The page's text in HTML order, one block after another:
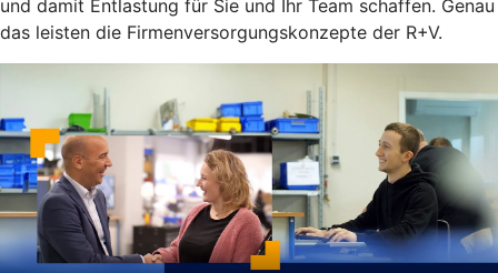
und damit Entlastung für Sie und Ihr Team schaffen. Genau
das leisten die Firmenversorgungskonzepte der R+V.